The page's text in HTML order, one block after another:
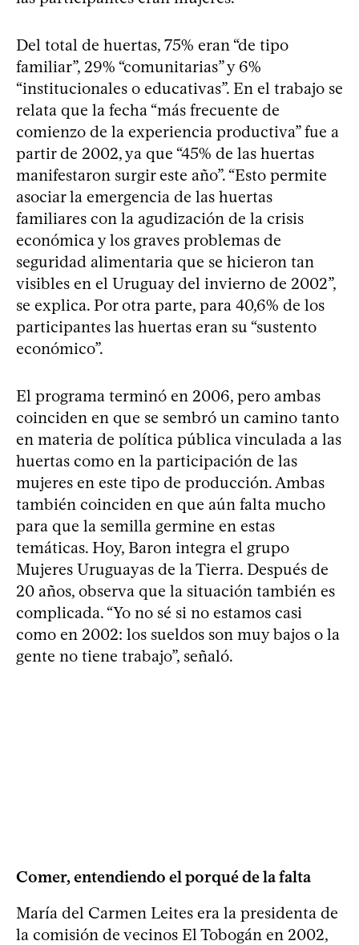
Del total de huertas, 75% eran “de tipo
familiar”, 29% “comunitarias” y 6%
“institucionales o educativas”. En el trabajo se
relata que la fecha “más frecuente de
comienzo de la experiencia productiva” fue a
partir de 2002, ya que “45% de las huertas
manifestaron surgir este año”. “Esto permite
asociar la emergencia de las huertas
familiares con la agudización de la crisis
económica y los graves problemas de
seguridad alimentaria que se hicieron tan
visibles en el Uruguay del invierno de 2002”,
se explica. Por otra parte, para 40,6% de los
participantes las huertas eran su “sustento
económico”.
El programa terminó en 2006, pero ambas
coinciden en que se sembró un camino tanto
en materia de política pública vinculada a las
huertas como en la participación de las
mujeres en este tipo de producción. Ambas
también coinciden en que aún falta mucho
para que la semilla germine en estas
temáticas. Hoy, Baron integra el grupo
Mujeres Uruguayas de la Tierra. Después de
20 años, observa que la situación también es
complicada. “Yo no sé si no estamos casi
como en 2002: los sueldos son muy bajos o la
gente no tiene trabajo”, señaló.
Comer, entendiendo el porqué de la falta
María del Carmen Leites era la presidenta de
la comisión de vecinos El Tobogán en 2002,